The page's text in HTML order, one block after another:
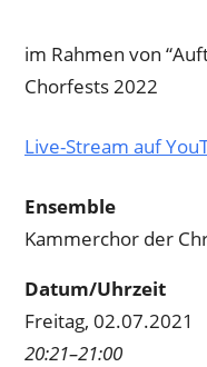
im Rahmen von
Chorfests 2022
Live-Stream auf
Ensemble
Kammerchor der
Datum/Uhrzeit
Freitag, 02.07.2021
20:21–21:00